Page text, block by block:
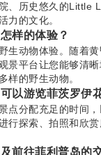
、历史悠久的
力的文化。
样的体验？
生动物体验。随着
景平台让您能够清
样的野生动物。
以游览菲茨罗伊
点分配充足的时间
行探索、拍照和欣
前往菲利普岛的